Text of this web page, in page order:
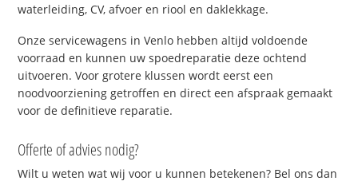
waterleiding, CV, afvoer en riool en daklekkage.
Onze servicewagens in Venlo hebben altijd voldoende
voorraad en kunnen uw spoedreparatie deze ochtend
uitvoeren. Voor grotere klussen wordt eerst een
noodvoorziening getroffen en direct een afspraak gemaakt
voor de definitieve reparatie.
Offerte of advies nodig?
Wilt u weten wat wij voor u kunnen betekenen? Bel ons dan